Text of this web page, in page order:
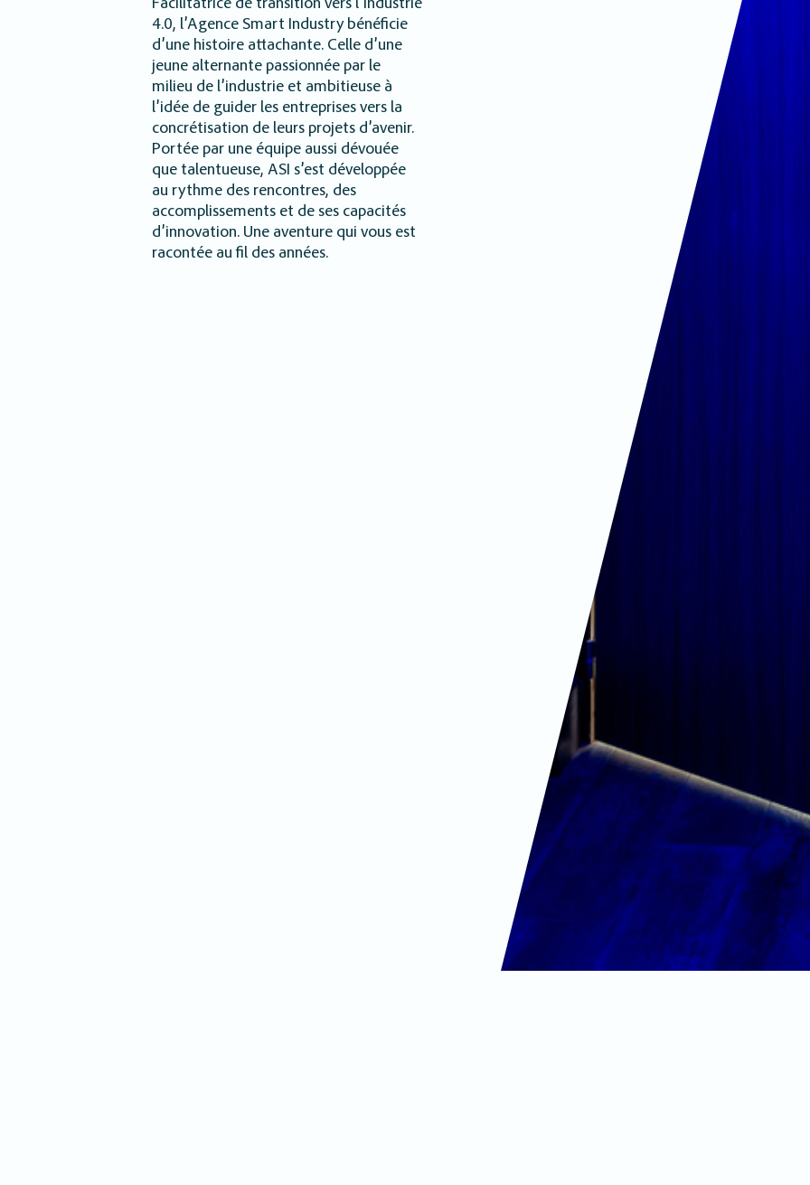
Facilitatrice de transition vers l’Industrie
4.0, l’Agence Smart Industry bénéficie
d’une histoire attachante. Celle d’une
jeune alternante passionnée par le
milieu de l’industrie et ambitieuse à
l’idée de guider les entreprises vers la
concrétisation de leurs projets d’avenir.
Portée par une équipe aussi dévouée
que talentueuse, ASI s’est développée
au rythme des rencontres, des
accomplissements et de ses capacités
d’innovation. Une aventure qui vous est
racontée au fil des années.